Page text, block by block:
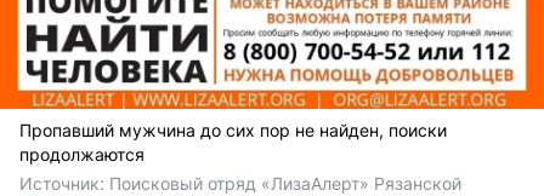
Пропавший мужчина до сих пор не найден, поиски
продолжаются
Источник: Поисковый отряд «ЛизаАлерт» Рязанской